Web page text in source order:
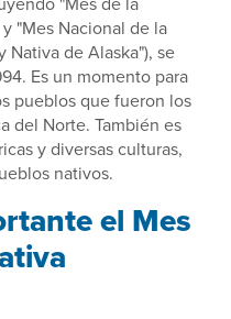
"Mes Nacional de la
Nativa de Alaska"), se
Es un momento para
pueblos que fueron los
del Norte. También es
y diversas culturas,
nativos.
el Mes